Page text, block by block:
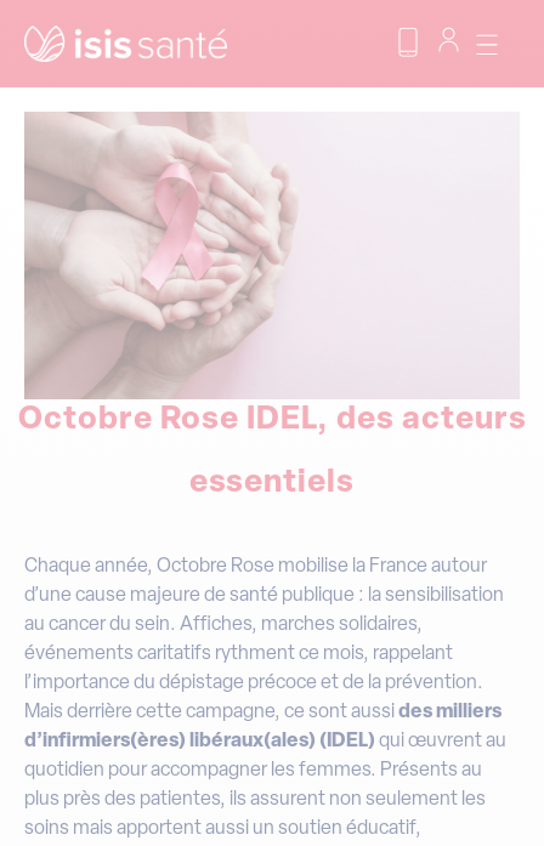
Octobre Rose IDEL, des acteurs
essentiels
Chaque année, Octobre Rose mobilise la France autour
d’une cause majeure de santé publique : la sensibilisation
au cancer du sein. Affiches, marches solidaires,
événements caritatifs rythment ce mois, rappelant
l’importance du dépistage précoce et de la prévention.
Mais derrière cette campagne, ce sont aussi des milliers
d’infirmiers(ères) libéraux(ales) (IDEL) qui œuvrent au
quotidien pour accompagner les femmes. Présents au
plus près des patientes, ils assurent non seulement les
soins mais apportent aussi un soutien éducatif,